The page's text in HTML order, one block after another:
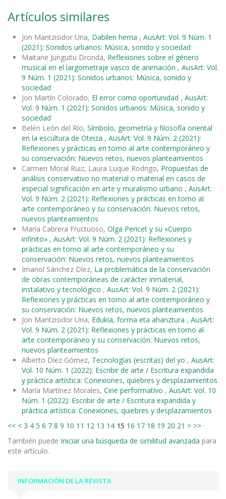
Artículos similares
Jon Mantzisidor Uria, Dabilen herria , AusArt: Vol. 9 Núm. 1
(2021): Sonidos urbanos: Música, sonido y sociedad
Maitane Junguitu Dronda, Reflexiones sobre el género
musical en el largometraje vasco de animación , AusArt: Vol.
9 Núm. 1 (2021): Sonidos urbanos: Música, sonido y
sociedad
Jon Martín Colorado, El error como oportunidad , AusArt:
Vol. 9 Núm. 1 (2021): Sonidos urbanos: Música, sonido y
sociedad
Belén León del Río, Símbolo, geometría y filosofía oriental
en la escultura de Oteiza , AusArt: Vol. 9 Núm. 2 (2021):
Reflexiones y prácticas en torno al arte contemporáneo y
su conservación: Nuevos retos, nuevos planteamientos
Carmen Moral Ruiz, Laura Luque Rodrigo, Propuestas de
análisis conservativo no material o material en casos de
especial significación en arte y muralismo urbano , AusArt:
Vol. 9 Núm. 2 (2021): Reflexiones y prácticas en torno al
arte contemporáneo y su conservación: Nuevos retos,
nuevos planteamientos
María Cabrera Fructuoso, Olga Pericet y su «Cuerpo
infinito» , AusArt: Vol. 9 Núm. 2 (2021): Reflexiones y
prácticas en torno al arte contemporáneo y su
conservación: Nuevos retos, nuevos planteamientos
Imanol Sánchez Díez, La problemática de la conservación
de obras contemporáneas de carácter inmaterial,
instalativo y tecnológico , AusArt: Vol. 9 Núm. 2 (2021):
Reflexiones y prácticas en torno al arte contemporáneo y
su conservación: Nuevos retos, nuevos planteamientos
Jon Mantzisidor Uria, Edukia, forma eta ahanztura , AusArt:
Vol. 9 Núm. 2 (2021): Reflexiones y prácticas en torno al
arte contemporáneo y su conservación: Nuevos retos,
nuevos planteamientos
Alberto Díez Gómez, Tecnologías (escritas) del yo , AusArt:
Vol. 10 Núm. 1 (2022): Escribir de arte / Escritura expandida
y práctica artística: Conexiones, quiebres y desplazamientos
María Martínez Morales, Cine performativo , AusArt: Vol. 10
Núm. 1 (2022): Escribir de arte / Escritura expandida y
práctica artística: Conexiones, quiebres y desplazamientos
<< < 3 4 5 6 7 8 9 10 11 12 13 14 15 16 17 18 19 20 21 > >>
También puede Iniciar una búsqueda de similitud avanzada para
este artículo.
INFORMACIÓN DE LA REVISTA